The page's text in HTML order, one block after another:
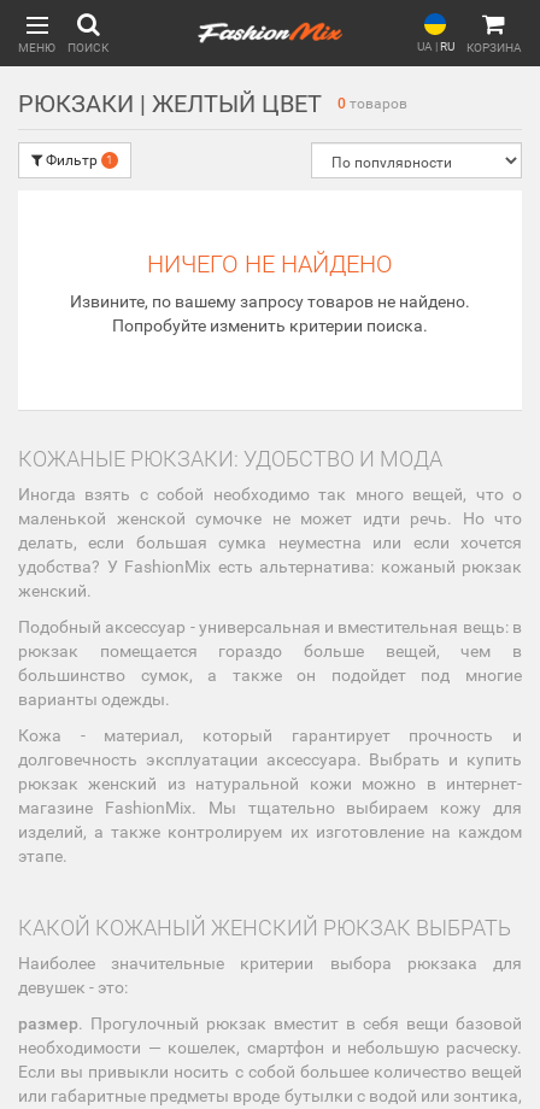
МЕНЮ ПОИСК UA |RU КОРЗИНА
РЮКЗАКИ | ЖЕЛТЫЙ ЦВЕТ 0 товаров
Фильтр 1
НИЧЕГО НЕ НАЙДЕНО
Извините, по вашему запросу товаров не найдено.
Попробуйте изменить критерии поиска.
КОЖАНЫЕ РЮКЗАКИ: УДОБСТВО И МОДА
Иногда взять с собой необходимо так много вещей, что о
маленькой женской сумочке не может идти речь. Но что
делать, если большая сумка неуместна или если хочется
удобства? У FashionMix есть альтернатива: кожаный рюкзак
женский.
Подобный аксессуар - универсальная и вместительная вещь: в
рюкзак помещается гораздо больше вещей, чем в
большинство сумок, а также он подойдет под многие
варианты одежды.
Кожа - материал, который гарантирует прочность и
долговечность эксплуатации аксессуара. Выбрать и купить
рюкзак женский из натуральной кожи можно в интернет-
магазине FashionMix. Мы тщательно выбираем кожу для
изделий, а также контролируем их изготовление на каждом
этапе.
КАКОЙ КОЖАНЫЙ ЖЕНСКИЙ РЮКЗАК ВЫБРАТЬ
Наиболее значительные критерии выбора рюкзака для
девушек - это:
размер. Прогулочный рюкзак вместит в себя вещи базовой
необходимости — кошелек, смартфон и небольшую расческу.
Если вы привыкли носить с собой большее количество вещей
или габаритные предметы вроде бутылки с водой или зонтика,